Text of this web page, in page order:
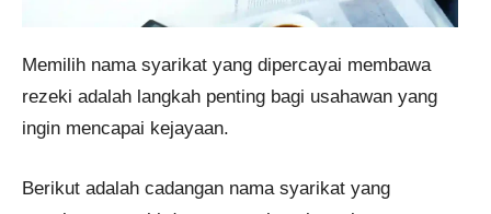
Memilih nama syarikat yang dipercayai membawa
rezeki adalah langkah penting bagi usahawan yang
ingin mencapai kejayaan.
Berikut adalah cadangan nama syarikat yang